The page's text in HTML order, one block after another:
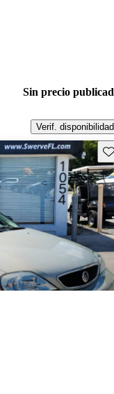
Sin precio
Verif. disponibilidad